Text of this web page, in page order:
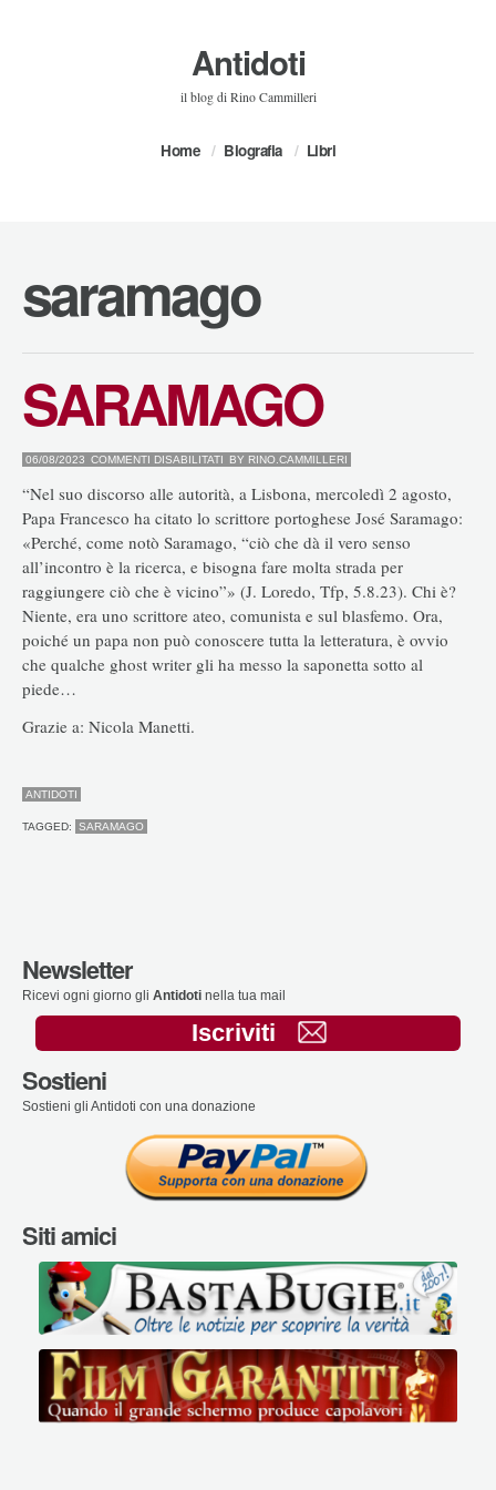
Antidoti
il blog di Rino Cammilleri
Home Biografia Libri
saramago
SARAMAGO
06/08/2023 COMMENTI DISABILITATI SU
BY RINO.CAMMILLERI
“Nel suo discorso alle autorità, a Lisbona, mercoledì 2 agosto,
Papa Francesco ha citato lo scrittore portoghese José Saramago:
«Perché, come notò Saramago, “ciò che dà il vero senso
all’incontro è la ricerca, e bisogna fare molta strada per
raggiungere ciò che è vicino”» (J. Loredo, Tfp, 5.8.23). Chi è?
Niente, era uno scrittore ateo, comunista e sul blasfemo. Ora,
poiché un papa non può conoscere tutta la letteratura, è ovvio
che qualche ghost writer gli ha messo la saponetta sotto al
piede…
Grazie a: Nicola Manetti.
ANTIDOTI
TAGGED: SARAMAGO
Newsletter
Ricevi ogni giorno gli Antidoti nella tua mail
Iscriviti
Sostieni
Sostieni gli Antidoti con una donazione
Siti amici